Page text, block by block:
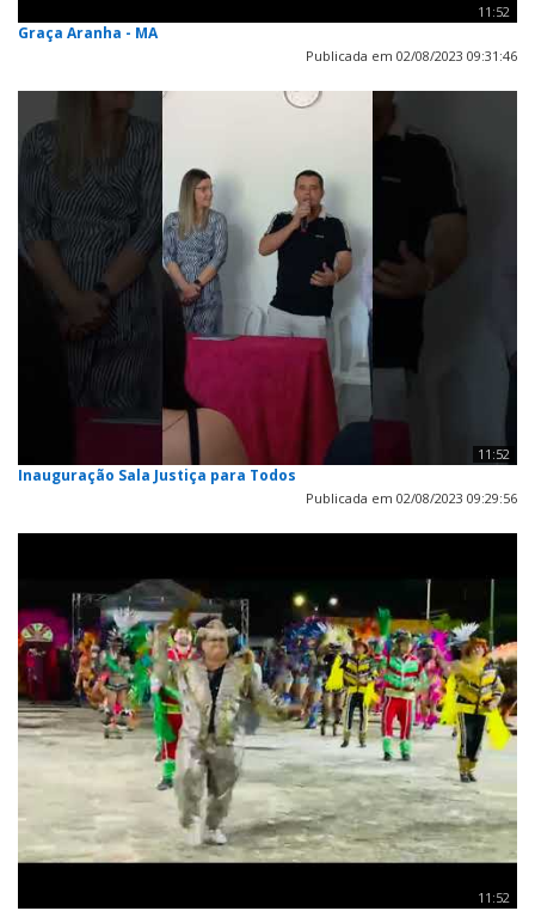
11:52
Graça Aranha - MA
Publicada em 02/08/2023 09:31:46
11:52
Inauguração Sala Justiça para Todos
Publicada em 02/08/2023 09:29:56
11:52